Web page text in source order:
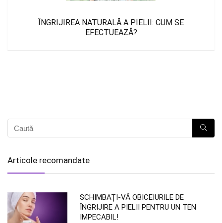
ÎNGRIJIREA NATURALĂ A PIELII: CUM SE
EFECTUEAZĂ?
Articole recomandate
SCHIMBAȚI-VĂ OBICEIURILE DE
ÎNGRIJIRE A PIELII PENTRU UN TEN
IMPECABIL!